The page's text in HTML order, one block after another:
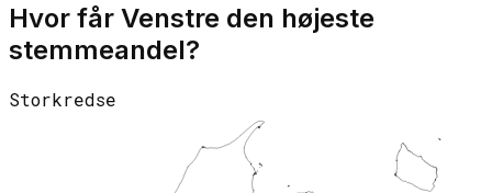
Hvor får Venstre den højeste
stemmeandel?
Storkredse